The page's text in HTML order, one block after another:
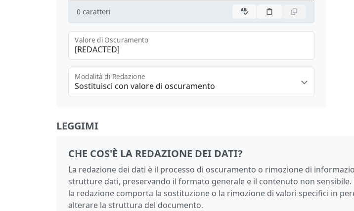
0 caratteri
Valore di Oscuramento
Sostituisci con valore di oscuramento
Modalità di Redazione
LEGGIMI
CHE COS'È LA REDAZIONE DEI DATI?
La redazione dei dati è il processo di oscuramento o rimozione di
strutture dati, preservando il formato generale e il contenuto non sensibile.
la redazione comporta la sostituzione o la rimozione di valori specifici in
alterare la struttura del documento.